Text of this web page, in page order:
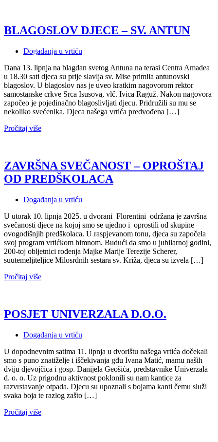
BLAGOSLOV DJECE – SV. ANTUN
Događanja u vrtiću
Dana 13. lipnja na blagdan svetog Antuna na terasi Centra Amadea
u 18.30 sati djeca su prije slavlja sv. Mise primila antunovski
blagoslov. U blagoslov nas je uveo kratkim nagovorom rektor
samostanske crkve Srca Isusova, vlč. Ivica Raguž. Nakon nagovora
započeo je pojedinačno blagoslivljati djecu. Pridružili su mu se
nekoliko svećenika. Djeca našega vrtića predvođena […]
Pročitaj više
ZAVRŠNA SVEČANOST – OPROŠTAJ
OD PREDŠKOLACA
Događanja u vrtiću
U utorak 10. lipnja 2025. u dvorani Florentini održana je završna
svečanosti djece na kojoj smo se ujedno i oprostili od skupine
ovogodišnjih predškolaca. U raspjevanom tonu, djeca su započela
svoj program vrtićkom himnom. Budući da smo u jubilarnoj godini,
200-toj obljetnici rođenja Majke Marije Terezije Scherer,
suutemeljiteljice Milosrdnih sestara sv. Križa, djeca su izvela […]
Pročitaj više
POSJET UNIVERZALA D.O.O.
Događanja u vrtiću
U dopodnevnim satima 11. lipnja u dvorištu našega vrtića dočekali
smo s puno znatiželje i iščekivanja gđu Ivana Matić, mamu naših
dviju djevojčica i gosp. Danijela Geošića, predstavnike Univerzala
d. o. o. Uz prigodnu aktivnost poklonili su nam kantice za
razvrstavanje otpada. Djecu su upoznali s bojama kanti čemu služi
svaka boja te razlog zašto […]
Pročitaj više